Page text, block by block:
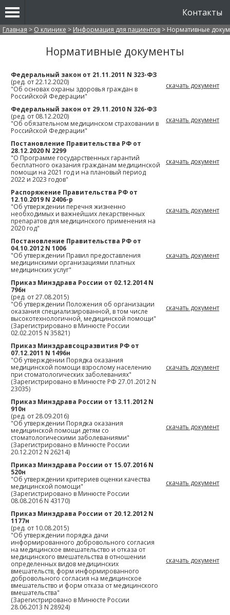
Контакты
Вы здесь
Главная > О клинике > Информация для пациентов > Нормативные
Нормативные документы
Федеральный закон от 21.11.2011 N 323-ФЗ
(ред. от 22.12.2020)
"Об основах охраны здоровья граждан в
Российской Федерации"
скачать документ
Федеральный закон от 29.11.2010 N 326-ФЗ
(ред. от 08.12.2020)
"Об обязательном медицинском страховании в
Российской Федерации"
скачать документ
Постановление Правительства РФ от
28.12.2020 N 2299
"О Программе государственных гарантий
бесплатного оказания гражданам медицинской
помощи на 2021 год и на плановый период
2022 и 2023 годов"
скачать документ
Распоряжение Правительства РФ от
12.10.2019 N 2406-р
"Об утверждении перечня жизненно
необходимых и важнейших лекарственных
препаратов для медицинского применения на
2020 год"
скачать документ
Постановление Правительства РФ от
04.10.2012 N 1006
"Об утверждении Правил предоставления
медицинскими организациями платных
медицинских услуг"
скачать документ
Приказ Минздрава России от 02.12.2014 N
796н
(ред. от 27.08.2015)
"Об утверждении Положения об организации
оказания специализированной, в том числе
высокотехнологичной, медицинской помощи"
(Зарегистрировано в Минюсте России
02.02.2015 N 35821)
скачать документ
Приказ Минздравсоцразвития РФ от
07.12.2011 N 1496н
"Об утверждении Порядка оказания
медицинской помощи взрослому населению
при стоматологических заболеваниях"
(Зарегистрировано в Минюсте РФ 27.01.2012 N
23035)
скачать документ
Приказ Минздрава России от 13.11.2012 N
910н
(ред. от 28.09.2016)
"Об утверждении Порядка оказания
медицинской помощи детям со
стоматологическими заболеваниями"
(Зарегистрировано в Минюсте России
20.12.2012 N 26214)
скачать документ
Приказ Минздрава России от 15.07.2016 N
520н
"Об утверждении критериев оценки качества
медицинской помощи"
(Зарегистрировано в Минюсте России
08.08.2016 N 43170)
скачать документ
Приказ Минздрава России от 20.12.2012 N
1177н
(ред. от 10.08.2015)
"Об утверждении порядка дачи
информированного добровольного согласия
на медицинское вмешательство и отказа от
медицинского вмешательства в отношении
определенных видов медицинских
вмешательств, форм информированного
добровольного согласия на медицинское
вмешательство и форм отказа от медицинского
вмешательства"
(Зарегистрировано в Минюсте России
28.06.2013 N 28924)
скачать документ